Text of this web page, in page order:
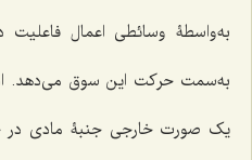
به‌واسطۀ وسائطی اعمال
به‌سمت حرکت این سوق می‌دهد.
یک صورت خارجی جنبۀ مادی در